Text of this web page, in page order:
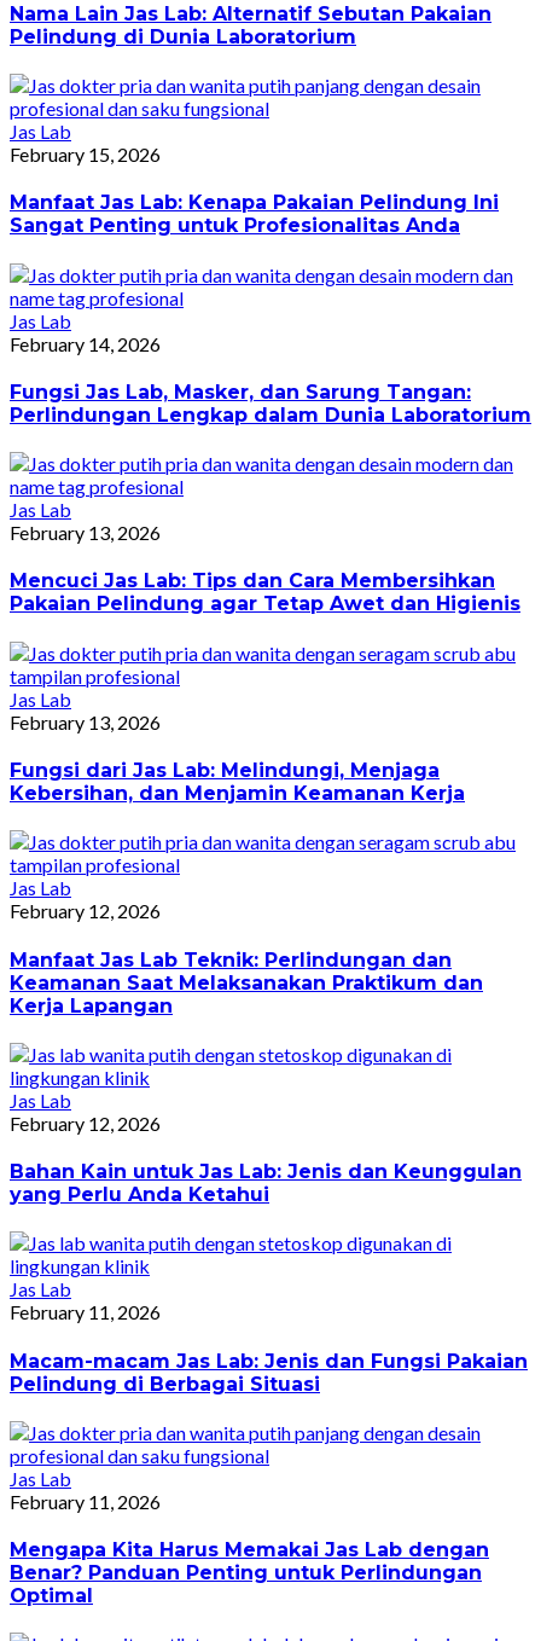
Nama Lain Jas Lab: Alternatif Sebutan Pakaian
Pelindung di Dunia Laboratorium
Jas Lab
February 15, 2026
Manfaat Jas Lab: Kenapa Pakaian Pelindung Ini
Sangat Penting untuk Profesionalitas Anda
Jas Lab
February 14, 2026
Fungsi Jas Lab, Masker, dan Sarung Tangan:
Perlindungan Lengkap dalam Dunia Laboratorium
Jas Lab
February 13, 2026
Mencuci Jas Lab: Tips dan Cara Membersihkan
Pakaian Pelindung agar Tetap Awet dan Higienis
Jas Lab
February 13, 2026
Fungsi dari Jas Lab: Melindungi, Menjaga
Kebersihan, dan Menjamin Keamanan Kerja
Jas Lab
February 12, 2026
Manfaat Jas Lab Teknik: Perlindungan dan
Keamanan Saat Melaksanakan Praktikum dan
Kerja Lapangan
Jas Lab
February 12, 2026
Bahan Kain untuk Jas Lab: Jenis dan Keunggulan
yang Perlu Anda Ketahui
Jas Lab
February 11, 2026
Macam-macam Jas Lab: Jenis dan Fungsi Pakaian
Pelindung di Berbagai Situasi
Jas Lab
February 11, 2026
Mengapa Kita Harus Memakai Jas Lab dengan
Benar? Panduan Penting untuk Perlindungan
Optimal